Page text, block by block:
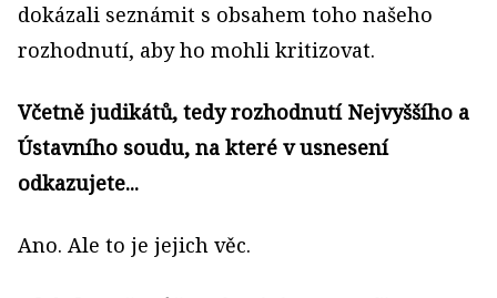
dokázali seznámit s obsahem toho našeho
rozhodnutí, aby ho mohli kritizovat.
Včetně judikátů, tedy rozhodnutí Nejvyššího a
Ústavního soudu, na které v usnesení
odkazujete...
Ano. Ale to je jejich věc.